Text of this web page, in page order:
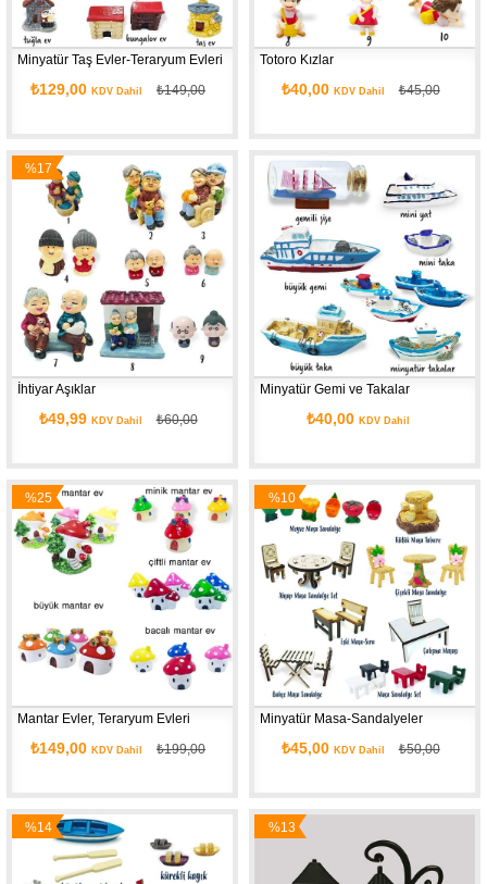
Minyatür Taş Evler-Teraryum Evleri
₺129,00KDV Dahil ₺149,00
Totoro Kızlar
₺40,00 KDV Dahil ₺45,00
İhtiyar Aşıklar
₺49,99 KDV Dahil ₺60,00
%17
İndirim
Minyatür Gemi ve Takalar
₺40,00 KDV Dahil
Mantar Evler, Teraryum Evleri
₺149,00KDV Dahil ₺199,00
%25
İndirim
Minyatür Masa-Sandalyeler
₺45,00 KDV Dahil ₺50,00
%10
İndirim
%14
İndirim
%13